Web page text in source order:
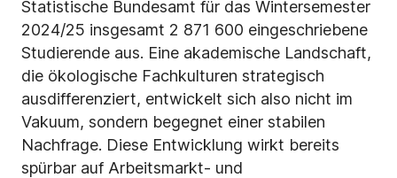
Statistische Bundesamt für das Wintersemester
2024/25 insgesamt 2 871 600 eingeschriebene
Studierende aus. Eine akademische Landschaft,
die ökologische Fachkulturen strategisch
ausdifferenziert, entwickelt sich also nicht im
Vakuum, sondern begegnet einer stabilen
Nachfrage. Diese Entwicklung wirkt bereits
spürbar auf Arbeitsmarkt- und